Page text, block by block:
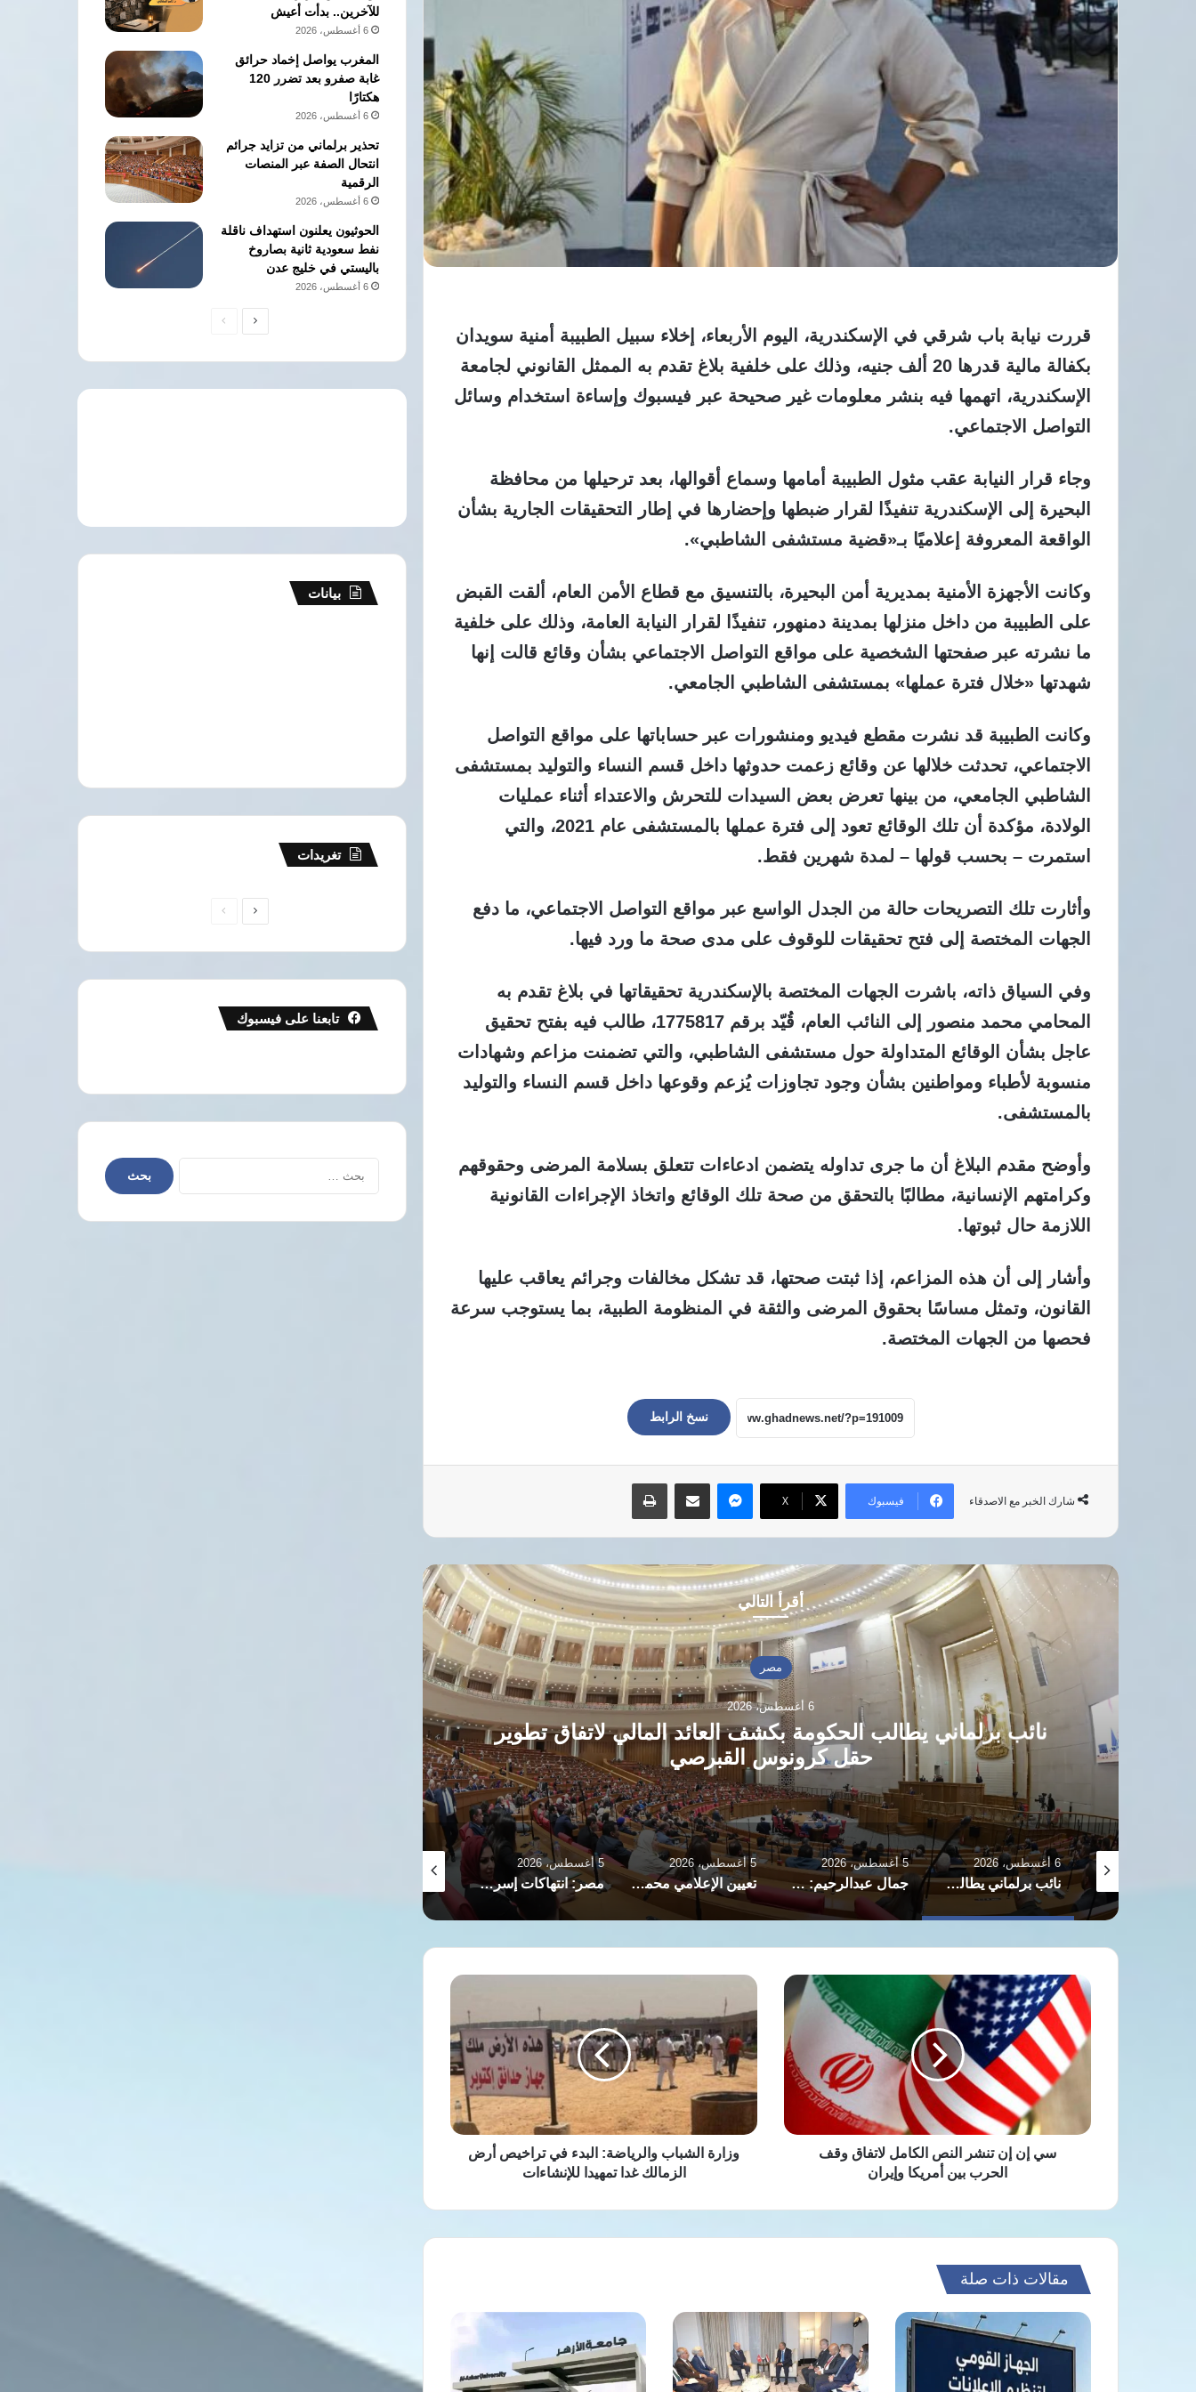
قررت نيابة باب شرقي في الإسكندرية، اليوم الأربعاء، إخلاء سبيل الطبيبة أمنية سويدان
بكفالة مالية قدرها 20 ألف جنيه، وذلك على خلفية بلاغ تقدم به الممثل القانوني لجامعة
الإسكندرية، اتهمها فيه بنشر معلومات غير صحيحة عبر فيسبوك وإساءة استخدام وسائل
التواصل الاجتماعي.
وجاء قرار النيابة عقب مثول الطبيبة أمامها وسماع أقوالها، بعد ترحيلها من محافظة
البحيرة إلى الإسكندرية تنفيذًا لقرار ضبطها وإحضارها في إطار التحقيقات الجارية بشأن
الواقعة المعروفة إعلاميًا بـ«قضية مستشفى الشاطبي».
وكانت الأجهزة الأمنية بمديرية أمن البحيرة، بالتنسيق مع قطاع الأمن العام، ألقت القبض
على الطبيبة من داخل منزلها بمدينة دمنهور، تنفيذًا لقرار النيابة العامة، وذلك على خلفية
ما نشرته عبر صفحتها الشخصية على مواقع التواصل الاجتماعي بشأن وقائع قالت إنها
شهدتها «خلال فترة عملها» بمستشفى الشاطبي الجامعي.
وكانت الطبيبة قد نشرت مقطع فيديو ومنشورات عبر حساباتها على مواقع التواصل
الاجتماعي، تحدثت خلالها عن وقائع زعمت حدوثها داخل قسم النساء والتوليد بمستشفى
الشاطبي الجامعي، من بينها تعرض بعض السيدات للتحرش والاعتداء أثناء عمليات
الولادة، مؤكدة أن تلك الوقائع تعود إلى فترة عملها بالمستشفى عام 2021، والتي
استمرت – بحسب قولها – لمدة شهرين فقط.
وأثارت تلك التصريحات حالة من الجدل الواسع عبر مواقع التواصل الاجتماعي، ما دفع
الجهات المختصة إلى فتح تحقيقات للوقوف على مدى صحة ما ورد فيها.
وفي السياق ذاته، باشرت الجهات المختصة بالإسكندرية تحقيقاتها في بلاغ تقدم به
المحامي محمد منصور إلى النائب العام، قُيّد برقم 1775817، طالب فيه بفتح تحقيق
عاجل بشأن الوقائع المتداولة حول مستشفى الشاطبي، والتي تضمنت مزاعم وشهادات
منسوبة لأطباء ومواطنين بشأن وجود تجاوزات يُزعم وقوعها داخل قسم النساء والتوليد
بالمستشفى.
وأوضح مقدم البلاغ أن ما جرى تداوله يتضمن ادعاءات تتعلق بسلامة المرضى وحقوقهم
وكرامتهم الإنسانية، مطالبًا بالتحقق من صحة تلك الوقائع واتخاذ الإجراءات القانونية
اللازمة حال ثبوتها.
وأشار إلى أن هذه المزاعم، إذا ثبتت صحتها، قد تشكل مخالفات وجرائم يعاقب عليها
القانون، وتمثل مساسًا بحقوق المرضى والثقة في المنظومة الطبية، بما يستوجب سرعة
فحصها من الجهات المختصة.
نسخ الرابط
شارك الخبر مع الاصدقاء فيسبوك ‫X
ماسنجر مشاركة عبر البريد طباعة
أقرأ التالي
مصر
5 أغسطس، 2026
جمال عبدالرحيم: عقوبة انتحال صفة صحفي الحبس سنة وغرامة
300 جنيه أو إحدى العقوبتين
5 أغسطس، 2026
جمال عبدالرحيم: عقوبة انتحال صفة صحفي الحبس سنة وغرامة 300 جنيه أو إحدى العقوبتين
5 أغسطس، 2026
تعيين الإعلامي محمد شردي مساعدًا أول لرئيس الوفد
5 أغسطس، 2026
مصر: انتهاكات إسرائيل بالقدس ستؤدي لتفجير الأوضاع بالمنطقة
5 أغسطس، 2026
بدر عبد العاطي: نتطلع لاستكمال إجراءات تدشين مجلس الأعمال المصري الباكستاني
5 أغسطس، 2026
سي
إن
إن
تنشر
النص
الكامل
الحرب
سي إن إن تنشر النص الكامل لاتفاق وقف
الحرب بين أمريكا وإيران
وزارة
الشباب
والرياضة:
البدء
في
تراخيص
أرض
غدا
تمهيداوزارة الشباب والرياضة: البدء في تراخيص أرض
الزمالك غدا تمهيدا للإنشاءات
مقالات ذات صلة
للآخرين.. بدأت أعيش
6 أغسطس، 2026
المغرب يواصل إخماد حرائق
غابة صفرو بعد تضرر 120
هكتارًا
6 أغسطس، 2026
تحذير برلماني من تزايد جرائم
انتحال الصفة عبر المنصات
الرقمية
6 أغسطس، 2026
الحوثيون يعلنون استهداف ناقلة
نفط سعودية ثانية بصاروخ
باليستي في خليج عدن
6 أغسطس، 2026
الصفحةالصفحة
بيانات
تغريدات
الصفحةالصفحة
تابعنا على فيسبوك
البحث
عن: